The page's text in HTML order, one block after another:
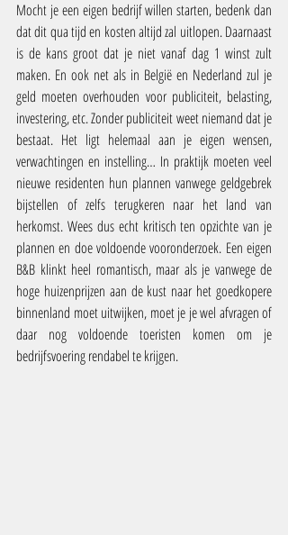
Mocht je een eigen bedrijf willen starten, bedenk dan
dat dit qua tijd en kosten altijd zal uitlopen. Daarnaast
is de kans groot dat je niet vanaf dag 1 winst zult
maken. En ook net als in België en Nederland zul je
geld moeten overhouden voor publiciteit, belasting,
investering, etc. Zonder publiciteit weet niemand dat je
bestaat. Het ligt helemaal aan je eigen wensen,
verwachtingen en instelling… In praktijk moeten veel
nieuwe residenten hun plannen vanwege geldgebrek
bijstellen of zelfs terugkeren naar het land van
herkomst. Wees dus echt kritisch ten opzichte van je
plannen en doe voldoende vooronderzoek. Een eigen
B&B klinkt heel romantisch, maar als je vanwege de
hoge huizenprijzen aan de kust naar het goedkopere
binnenland moet uitwijken, moet je je wel afvragen of
daar nog voldoende toeristen komen om je
bedrijfsvoering rendabel te krijgen.